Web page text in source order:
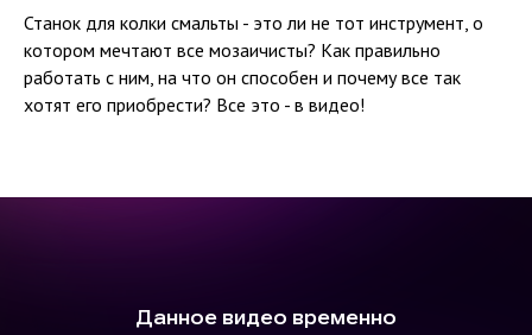
Станок для колки смальты - это ли не тот инструмент, о
котором мечтают все мозаичисты? Как правильно
работать с ним, на что он способен и почему все так
хотят его приобрести? Все это - в видео!